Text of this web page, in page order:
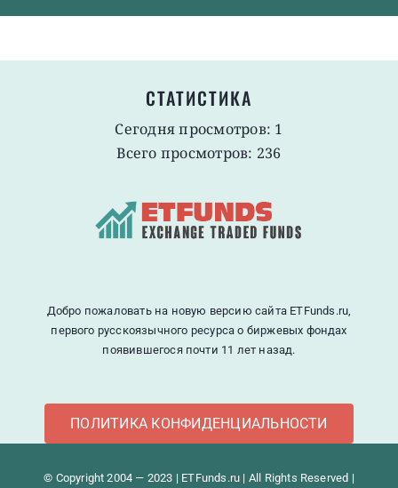
СТАТИСТИКА
Сегодня просмотров: 1
Всего просмотров: 236
Добро пожаловать на новую версию сайта ETFunds.ru,
первого русскоязычного ресурса о биржевых фондах
появившегося почти 11 лет назад.
ПОЛИТИКА КОНФИДЕНЦИАЛЬНОСТИ
© Copyright 2004 — 2023 | ETFunds.ru | All Rights Reserved |